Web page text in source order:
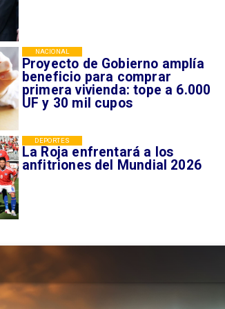
Proyecto de Gobierno amplía
beneficio para comprar
primera vivienda: tope a 6.000
UF y 30 mil cupos
NACIONAL
La Roja enfrentará a los
anfitriones del Mundial 2026
DEPORTES